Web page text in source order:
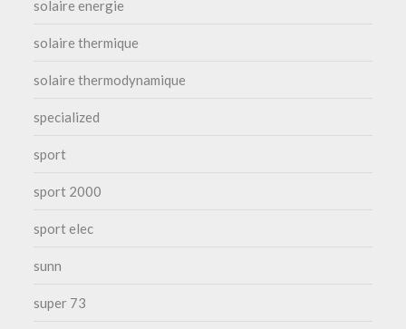
solaire energie
solaire thermique
solaire thermodynamique
specialized
sport
sport 2000
sport elec
sunn
super 73